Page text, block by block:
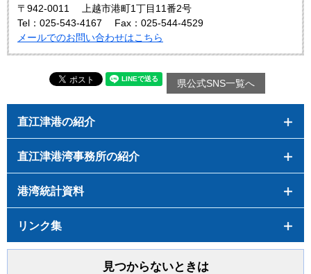
〒942-0011
上越市港町1丁目11番2号
Tel：025-543-4167
Fax：025-544-4529
メールでのお問い合わせはこちら
県公式SNS一覧へ
直江津港の紹介
直江津港湾事務所の紹介
港湾統計資料
リンク集
見つからないときは